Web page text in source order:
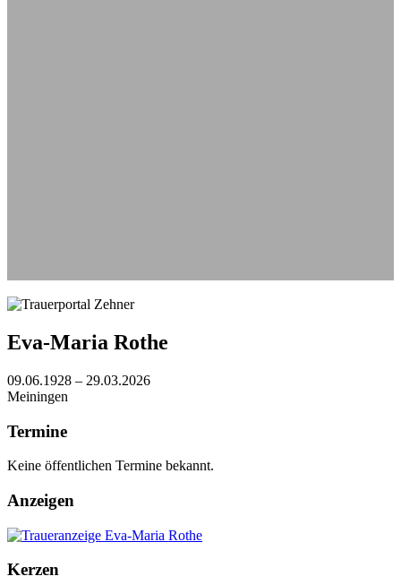
Eva-Maria Rothe
09.06.1928 – 29.03.2026
Meiningen
Termine
Keine öffentlichen Termine bekannt.
Anzeigen
Kerzen